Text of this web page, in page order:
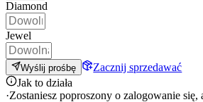
Diamond
Jewel
Wyślij prośbę
Zacznij sprzedawać
Jak to działa
·Zostaniesz poproszony o zalogowanie się,